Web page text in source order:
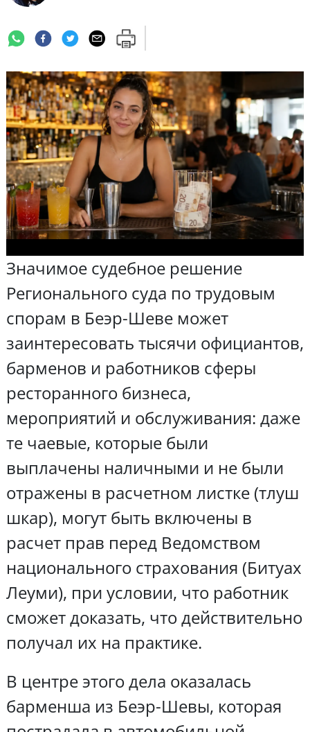
Значимое судебное решение
Регионального суда по трудовым
спорам в Беэр-Шеве может
заинтересовать тысячи официантов,
барменов и работников сферы
ресторанного бизнеса,
мероприятий и обслуживания: даже
те чаевые, которые были
выплачены наличными и не были
отражены в расчетном листке (тлуш
шкар), могут быть включены в
расчет прав перед Ведомством
национального страхования (Битуах
Леуми), при условии, что работник
сможет доказать, что действительно
получал их на практике.
В центре этого дела оказалась
барменша из Беэр-Шевы, которая